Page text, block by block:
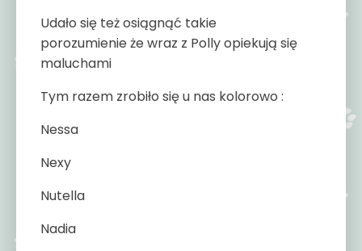
Udało się też osiągnąć takie
porozumienie że wraz z Polly opiekują się
maluchami
Tym razem zrobiło się u nas kolorowo :
Nessa
Nexy
Nutella
Nadia